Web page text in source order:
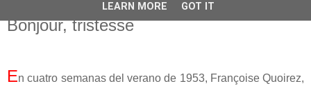
miércoles, 3 de diciembre de 2025
Bonjour, tristesse
En cuatro semanas del verano de 1953, Françoise Quoirez,
LEARN MORE GOT IT